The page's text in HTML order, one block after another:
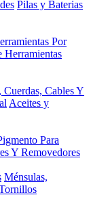
Pilas y Baterias
Por
Herramientas
Cuerdas, Cables Y
Aceites y
Para
Y Removedores
Ménsulas,